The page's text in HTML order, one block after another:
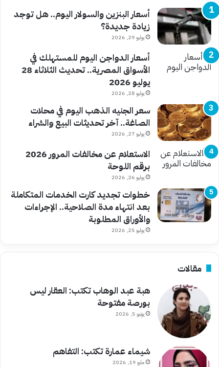
أسعار البنزين والسولار اليوم.. هل توجد
زيادة جديدة؟
يوليو 29, 2026
أسعار الدواجن اليوم للمستهلك في
الأسواق المصرية.. تحديث الثلاثاء 28
يوليو 2026
يوليو 28, 2026
سعر الجنيه الذهب اليوم في محلات
الصاغة.. آخر تحديثات البيع والشراء
يوليو 27, 2026
الاستعلام عن مخالفات المرور 2026
برقم اللوحة
يوليو 26, 2026
خطوات تجديد كارت الخدمات المتكاملة
بعد انتهاء مدة الصلاحية.. الإجراءات
والأوراق المطلوبة
يوليو 25, 2026
مقالات
هبة عبد الوهاب تكتب: العقار ليس
بورصة مفتوحة
يونيو 5, 2026
شيماء عمارة تكتب: التفاهم
مايو 19, 2026